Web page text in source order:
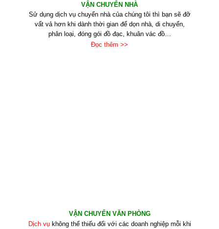
VẬN CHUYỂN NHÀ
Sử dụng dịch vụ chuyển nhà của chúng tôi thì bạn sẽ đỡ
vất vả hơn khi dành thời gian để dọn nhà, di chuyển,
phân loại, đóng gói đồ đạc, khuân vác đồ…
Đọc thêm >>
VẬN CHUYỂN VĂN PHÒNG
Dịch vụkhông thể thiếu đối với các doanh nghiệp mỗi khi